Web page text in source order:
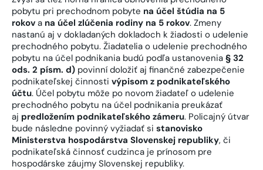
pobytu pri prechodnom pobyte na účel štúdia na 5
rokov a na účel zlúčenia rodiny na 5 rokov. Zmeny
nastanú aj v dokladaných dokladoch k žiadosti o udelenie
prechodného pobytu. Žiadatelia o udelenie prechodného
pobytu na účel podnikania budú podľa ustanovenia § 32
ods. 2 písm. d) povinní doložiť aj finančné zabezpečenie
podnikateľskej činnosti výpisom z podnikateľského
účtu. Účel pobytu môže po novom žiadateľ o udelenie
prechodného pobytu na účel podnikania preukázať
aj predložením podnikateľského zámeru. Policajný útvar
bude následne povinný vyžiadať si stanovisko
Ministerstva hospodárstva Slovenskej republiky, či
podnikateľská činnosť cudzinca je prínosom pre
hospodárske záujmy Slovenskej republiky.